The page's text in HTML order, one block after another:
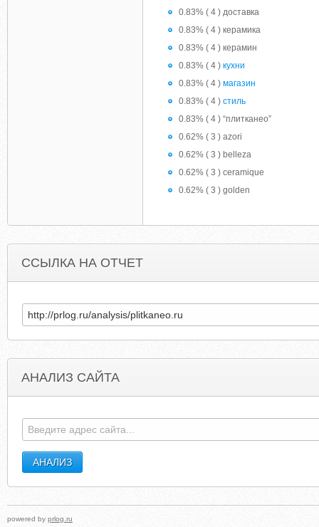
0.83% ( 4 ) доставка
0.83% ( 4 ) керамика
0.83% ( 4 ) керамин
0.83% ( 4 ) кухни
0.83% ( 4 ) магазин
0.83% ( 4 ) стиль
0.83% ( 4 ) “плитканео”
0.62% ( 3 ) azori
0.62% ( 3 ) belleza
0.62% ( 3 ) ceramique
0.62% ( 3 ) golden
ССЫЛКА НА ОТЧЕТ
АНАЛИЗ САЙТА
powered by prlog.ru